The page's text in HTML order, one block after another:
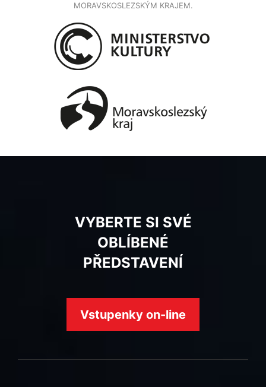
MORAVSKOSLEZSKÝM KRAJEM.
VYBERTE SI SVÉ
OBLÍBENÉ
PŘEDSTAVENÍ
Vstupenky on-line